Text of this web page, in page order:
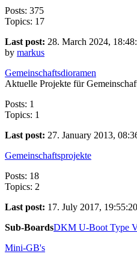
Posts: 375
Topics: 17
Last post: 28. March 2024,
by markus
Gemeinschaftsdioramen
Aktuelle Projekte für
Posts: 1
Topics: 1
Last post: 27. January 2013,
Gemeinschaftsprojekte
Posts: 18
Topics: 2
Last post: 17. July 2017, 19:55:20
Sub-BoardsDKM U-Boot Type
Mini-GB's